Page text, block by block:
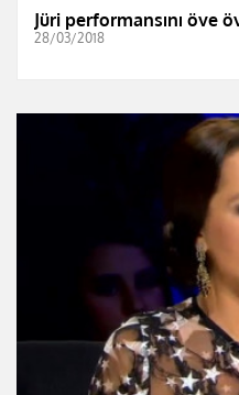
Jüri performansını öve
28/03/2018